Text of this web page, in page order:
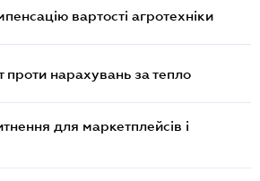
вартості агротехніки
нарахувань за тепло
для маркетплейсів і